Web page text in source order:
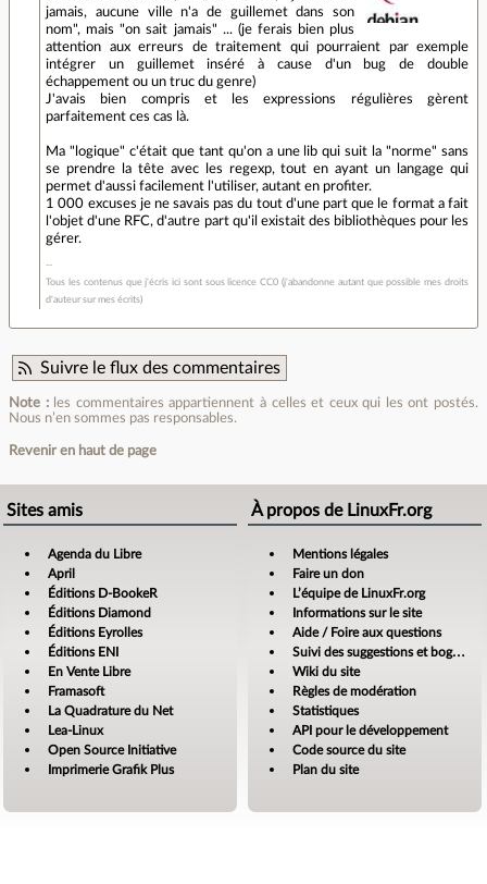
jamais, aucune ville n'a de guillemet dans son
nom", mais "on sait jamais" ... (je ferais bien plus
attention aux erreurs de traitement qui pourraient par exemple
intégrer un guillemet inséré à cause d'un bug de double
échappement ou un truc du genre)
J'avais bien compris et les expressions régulières gèrent
parfaitement ces cas là.
Ma "logique" c'était que tant qu'on a une lib qui suit la "norme" sans
se prendre la tête avec les regexp, tout en ayant un langage qui
permet d'aussi facilement l'utiliser, autant en profiter.
1 000 excuses je ne savais pas du tout d'une part que le format a fait
l'objet d'une RFC, d'autre part qu'il existait des bibliothèques pour les
gérer.
Tous les contenus que j'écris ici sont sous licence CC0 (j'abandonne autant que possible mes droits
d'auteur sur mes écrits)
Suivre le flux des commentaires
Note :les commentaires appartiennent à celles et ceux qui les ont postés.
Nous n’en sommes pas responsables.
Revenir en haut de page
Sites amis
Agenda du Libre
April
Éditions D-BookeR
Éditions Diamond
Éditions Eyrolles
Éditions ENI
En Vente Libre
Framasoft
La Quadrature du Net
Lea-Linux
Open Source Initiative
Imprimerie Grafik Plus
À propos de LinuxFr.org
Mentions légales
Faire un don
L’équipe de LinuxFr.org
Informations sur le site
Aide / Foire aux questions
Suivi des suggestions et bogues
Wiki du site
Règles de modération
Statistiques
API pour le développement
Code source du site
Plan du site